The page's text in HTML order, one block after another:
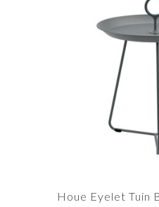
Houe Eyelet Tuin